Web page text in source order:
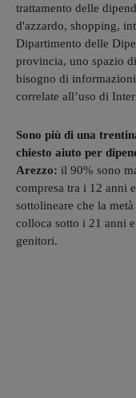
trattamento delle
d'azzardo, shopping,
Dipartimento delle
provincia, uno spazio
bisogno di
correlate all’uso di
Sono più di una
chiesto aiuto per
Arezzo: il 90% sono
compresa tra i 12 anni
sottolineare che la
colloca sotto i 21 anni
genitori.